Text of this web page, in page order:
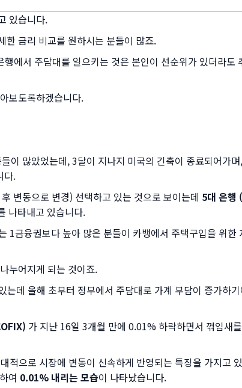
있습니다.
한 금리 비교를 원하시는 분들이 많죠.
에서 주담대를 일으키는 것은 본인이 선순위가 있더라도
보도록하겠습니다.
이 많았었는데, 3달이 지나지 미국의 긴축이 종료되어가
다.
변동으로 변경) 선택하고 있는 것으로 보이는데 5대 은행
나타내고 있습니다.
1금융권보다 높아 많은 분들이 카뱅에서 주택구입을 위한
누어지게 되는 것이죠.
데 올해 초부터 정부에서 주담대로 가계 부담이 증가하
가 지난 16일 3개월 만에 0.01% 하락하면서 꺾임새
적으로 시장에 변동이 신속하게 반영되는 특징을 가지고
여 0.01% 내리는 모습이 나타났습니다.